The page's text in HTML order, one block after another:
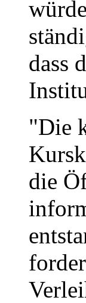
dass
"Die
die